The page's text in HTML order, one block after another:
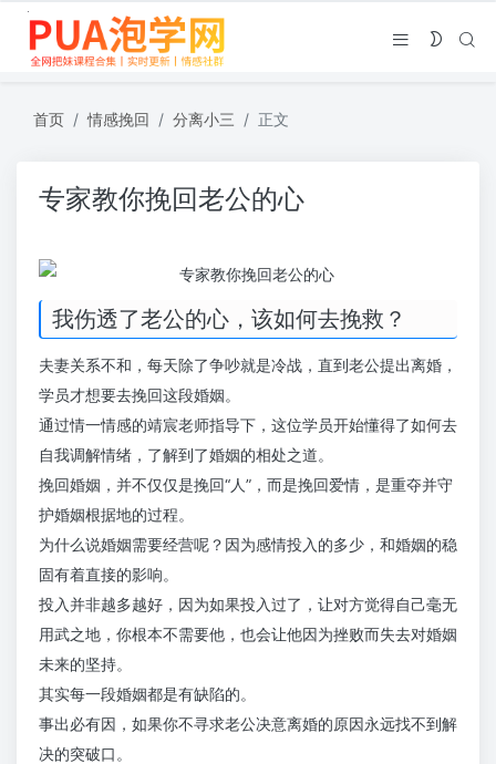
首页 情感挽回 分离小三 正文
专家教你挽回老公的心
我伤透了老公的心，该如何去挽救？
夫妻关系不和，每天除了争吵就是冷战，直到老公提出离婚，
学员才想要去挽回这段婚姻。
通过情一情感的靖宸老师指导下，这位学员开始懂得了如何去
自我调解情绪，了解到了婚姻的相处之道。
挽回婚姻，并不仅仅是挽回“人”，而是挽回爱情，是重夺并守
护婚姻根据地的过程。
为什么说婚姻需要经营呢？因为感情投入的多少，和婚姻的稳
固有着直接的影响。
投入并非越多越好，因为如果投入过了，让对方觉得自己毫无
用武之地，你根本不需要他，也会让他因为挫败而失去对婚姻
未来的坚持。
其实每一段婚姻都是有缺陷的。
事出必有因，如果你不寻求老公决意离婚的原因永远找不到解
决的突破口。